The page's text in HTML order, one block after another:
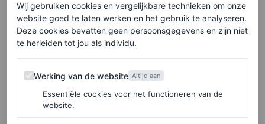
Wij gebruiken cookies en vergelijkbare technieken om onze
website goed te laten werken en het gebruik te analyseren.
Deze cookies bevatten geen persoonsgegevens en zijn niet
te herleiden tot jou als individu.
Werking van de website
Werking van de website Altijd aan
Essentiële cookies voor het functioneren van de
website.